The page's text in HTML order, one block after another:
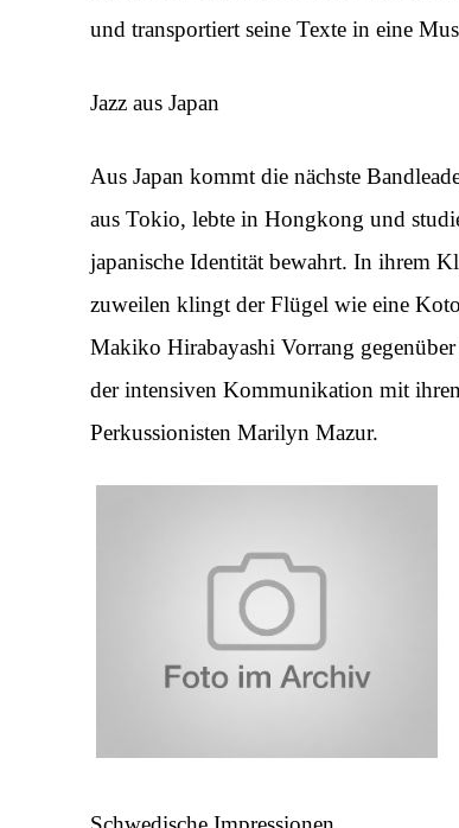
und transportiert seine Texte in eine
Jazz aus Japan
Aus Japan kommt die nächste
aus Tokio, lebte in Hongkong und
japanische Identität bewahrt. In ihrem
zuweilen klingt der Flügel wie eine
Makiko Hirabayashi Vorrang
der intensiven Kommunikation mit
Perkussionisten Marilyn Mazur.